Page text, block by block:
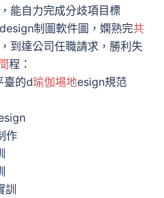
能自力完成分歧項目標
制圖軟件圖，嫻熟完共
到達公司任職請求，勝利失
程：
臺的d瑜伽場地esign規范
作
訓